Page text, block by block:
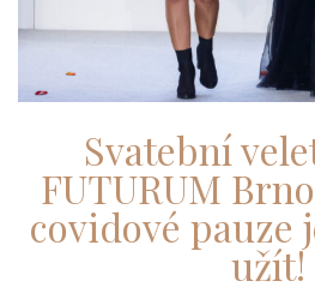
Svatební
FUTURUM
covidové pauze
užít!